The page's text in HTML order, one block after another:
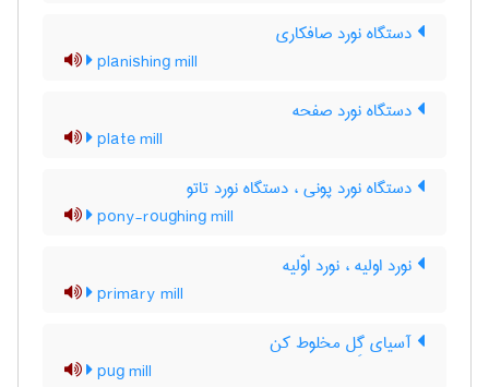
دستگاه نورد صافکاری
planishing mill
دستگاه نورد صفحه
plate mill
دستگاه نورد پونی ، دستگاه نورد تاتو
pony-roughing mill
نورد اولیه ، نورد اوّلیه
primary mill
آسیای گِل مخلوط کن
pug mill